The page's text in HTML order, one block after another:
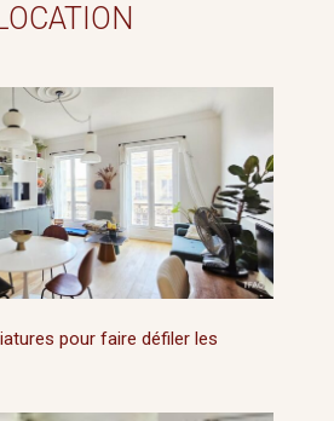
pour faire défiler les